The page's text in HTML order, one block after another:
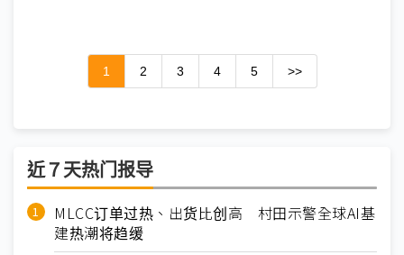
1 2 3 4 5 >>
近７天热门报导
MLCC订单过热、出货比创高 村田示警全球AI基
建热潮将趋缓